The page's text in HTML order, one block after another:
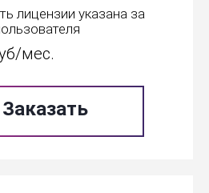
лицензии указана за
мес.
Заказать